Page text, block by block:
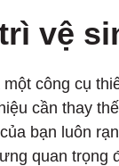
vệ
công cụ
cần thay
bạn luôn
quan trọng